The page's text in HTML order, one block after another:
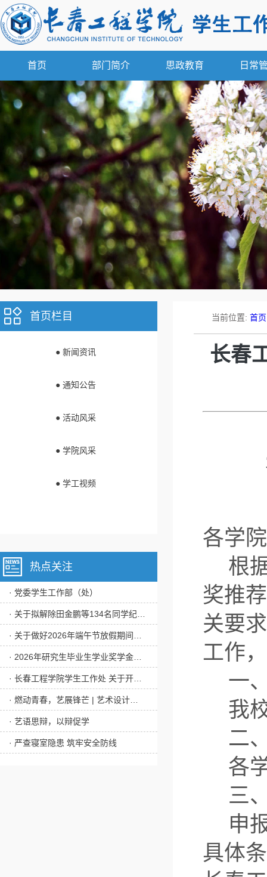
首页 部门简介 思政教育 日常
首页栏目
● 新闻资讯
● 通知公告
● 活动风采
● 学院风采
● 学工视频
热点关注
· 党委学生工作部（处）
· 艺语思辩，以辩促学
· 严查寝室隐患 筑牢安全防线
当前位置: 首页
长春
各学
根
奖推
关要
工作
一
我
二
各
三
申
具体